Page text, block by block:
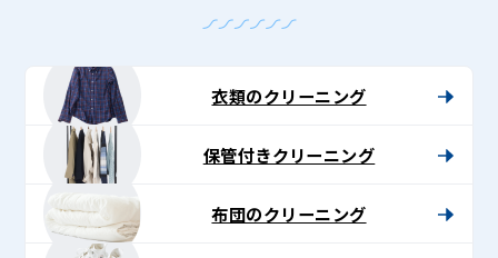
ト〉
衣類のクリーニング
保管付きクリーニング
布団のクリーニング